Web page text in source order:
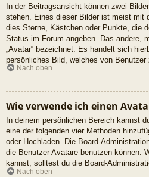
In der Beitragsansicht können zwei
stehen. Eines dieser Bilder ist meist mit
dies Sterne, Kästchen oder Punkte, die
Status im Forum angeben. Das andere,
„Avatar“ bezeichnet. Es handelt sich
persönliches Bild, welches von
Nach oben
Wie verwende ich einen
In deinem persönlichen Bereich kannst
eine der folgenden vier Methoden
oder Hochladen. Die Board-
die Benutzer Avatare benutzen können.
kannst, solltest du die Board-
Nach oben